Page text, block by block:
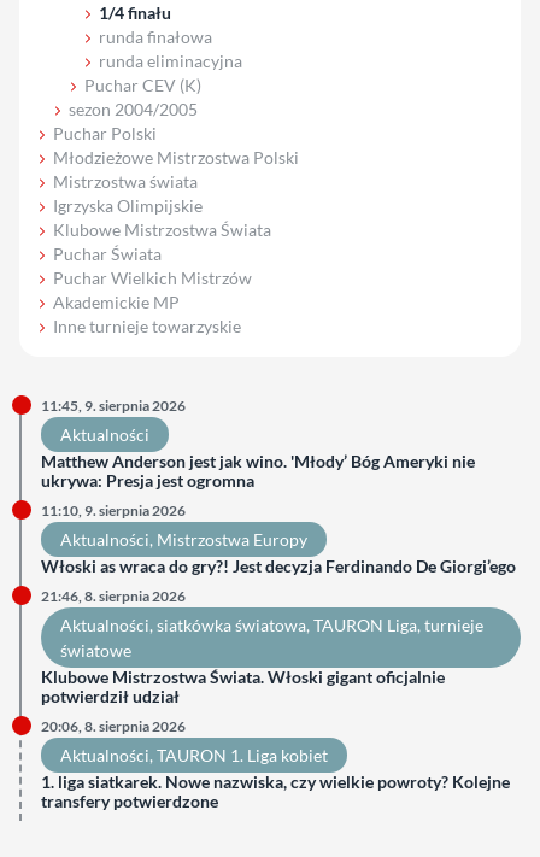
1/4 finału
runda finałowa
runda eliminacyjna
Puchar CEV (K)
sezon 2004/2005
Puchar Polski
Młodzieżowe Mistrzostwa Polski
Mistrzostwa świata
Igrzyska Olimpijskie
Klubowe Mistrzostwa Świata
Puchar Świata
Puchar Wielkich Mistrzów
Akademickie MP
Inne turnieje towarzyskie
11:45, 9. sierpnia 2026
Aktualności
Matthew Anderson jest jak wino. 'Młody’ Bóg Ameryki nie
ukrywa: Presja jest ogromna
11:10, 9. sierpnia 2026
Aktualności, Mistrzostwa Europy
Włoski as wraca do gry?! Jest decyzja Ferdinando De Giorgi’ego
21:46, 8. sierpnia 2026
Aktualności, siatkówka światowa, TAURON Liga, turnieje
światowe
Klubowe Mistrzostwa Świata. Włoski gigant oficjalnie
potwierdził udział
20:06, 8. sierpnia 2026
Aktualności, TAURON 1. Liga kobiet
1. liga siatkarek. Nowe nazwiska, czy wielkie powroty? Kolejne
transfery potwierdzone